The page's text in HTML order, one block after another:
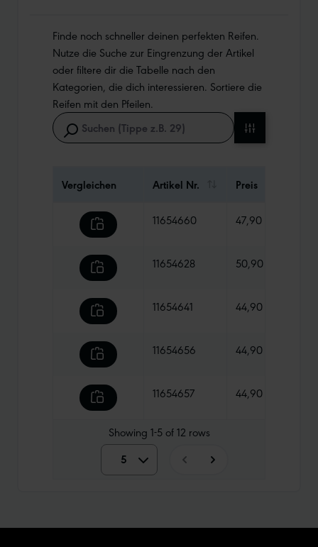
Finde noch schneller deinen perfekten Reifen.
Nutze die Suche zur Eingrenzung der Artikel
oder filtere dir die Tabelle nach den
Kategorien, die dich interessieren. Sortiere die
Reifen mit den Pfeilen.
Vergleichen Artikel Nr. Preis
11654660 47,90 €
11654628 50,90 €
11654641 44,90 €
11654656 44,90 €
11654657 44,90 €
Showing 1-5of12 rows
5 5